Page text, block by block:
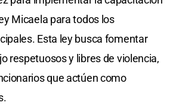
Micaela para todos los
Esta ley busca fomentar
respetuosos y libres de violencia,
que actúen como